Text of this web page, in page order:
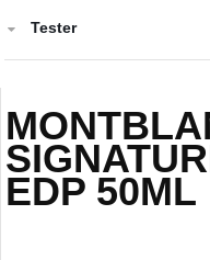
Tester
EDP 50ML